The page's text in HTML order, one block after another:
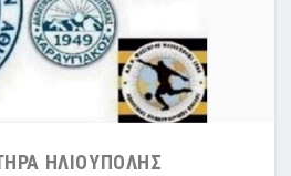
ΗΛΙΟΥΠΟΛΗΣ